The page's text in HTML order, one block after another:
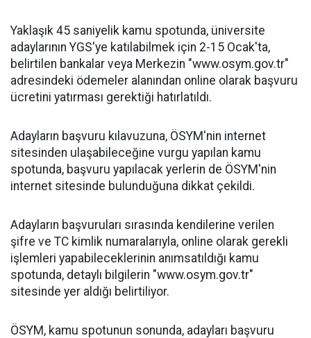
Yaklaşık 45 saniyelik kamu spotunda, üniversite
adaylarının YGS'ye katılabilmek için 2-15 Ocak'ta,
belirtilen bankalar veya Merkezin "www.osym.gov.tr"
adresindeki ödemeler alanından online olarak başvuru
ücretini yatırması gerektiği hatırlatıldı.
Adayların başvuru kılavuzuna, ÖSYM'nin internet
sitesinden ulaşabileceğine vurgu yapılan kamu
spotunda, başvuru yapılacak yerlerin de ÖSYM'nin
internet sitesinde bulunduğuna dikkat çekildi.
Adayların başvuruları sırasında kendilerine verilen
şifre ve TC kimlik numaralarıyla, online olarak gerekli
işlemleri yapabileceklerinin anımsatıldığı kamu
spotunda, detaylı bilgilerin "www.osym.gov.tr"
sitesinde yer aldığı belirtiliyor.
ÖSYM, kamu spotunun sonunda, adayları başvuru